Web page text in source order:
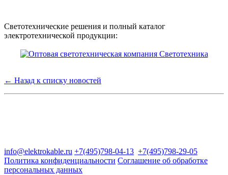
Светотехнические решения и полный каталог
электротехнической продукции:
← Назад к списку новостей
info@elektrokable.ru +7(495)798-04-13 +7(495)798-29-05
Политика конфиденциальности Соглашение об обработке
персональных данных